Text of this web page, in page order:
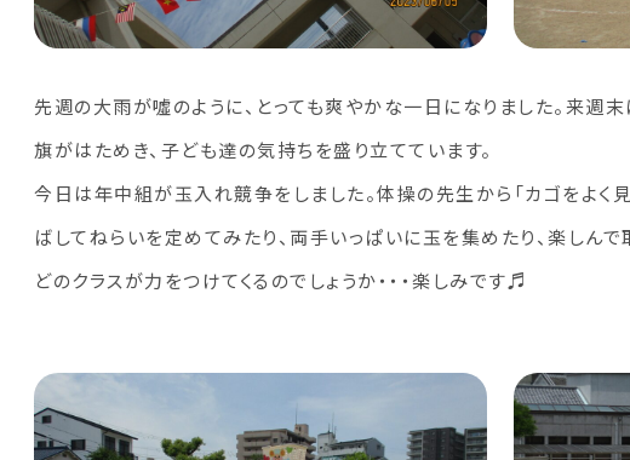
先週の大雨が噓のように、とっても爽やかな一日になりました。来週
旗がはためき、子ども達の気持ちを盛り立てています。
今日は年中組が玉入れ競争をしました。体操の先生から「カゴをよく
ばしてねらいを定めてみたり、両手いっぱいに玉を集めたり、楽しん
どのクラスが力をつけてくるのでしょうか・・・楽しみです♬